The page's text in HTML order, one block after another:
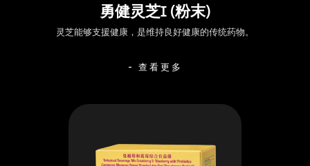
勇健灵芝I (粉末)
灵芝能够支援健康，是维持良好健康的传统药物。
- 查看更多